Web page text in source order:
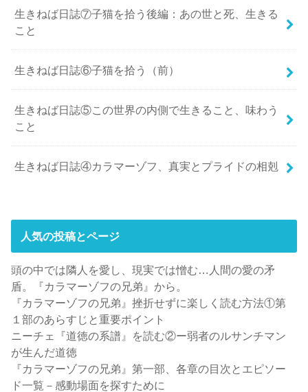
生きねば日誌⑦子猫を拾う後編：あの世と死、生きる
こと
生きねば日誌⑥子猫を拾う（前）
生きねば日誌⑤この世界の内側で生きること、味わう
こと
生きねば日誌④カラマーゾフ、真実とプライドの相剋
人気の投稿とページ
頭の中では隣人を愛し、現実では憎む…人間の愛の矛
盾。『カラマーゾフの兄弟』から。
『カラマーゾフの兄弟』挫折せずに楽しく読む方法①第
１部のあらすじと重要ポイント
ニーチェ『道徳の系譜』を読む②ー弱者のルサンチマン
が生んだ道徳
『カラマーゾフの兄弟』第一部、各章の目次とエピソー
ド一覧－感動場面を探すために